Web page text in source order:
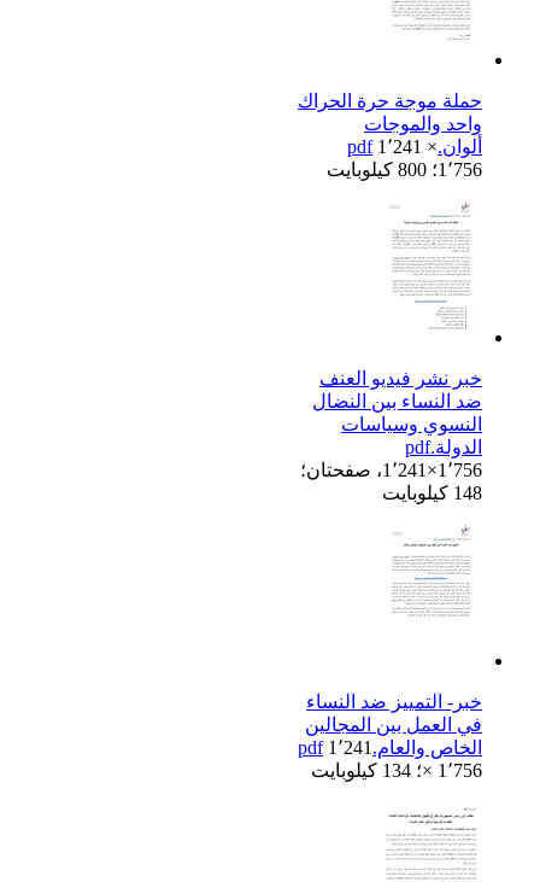
حملة موجة حرة الحراك
واحد والموجات
ألوان.pdf1٬241 ×
1٬756؛ 800 كيلوبايت
خبر نشر فيديو العنف
ضد النساء بين النضال
النسوي وسياسات
الدولة.pdf
1٬241×1٬756، صفحتان؛
148 كيلوبايت
خبر- التمييز ضد النساء
في العمل بين المجالين
الخاص والعام.pdf1٬241
× 1٬756؛ 134 كيلوبايت